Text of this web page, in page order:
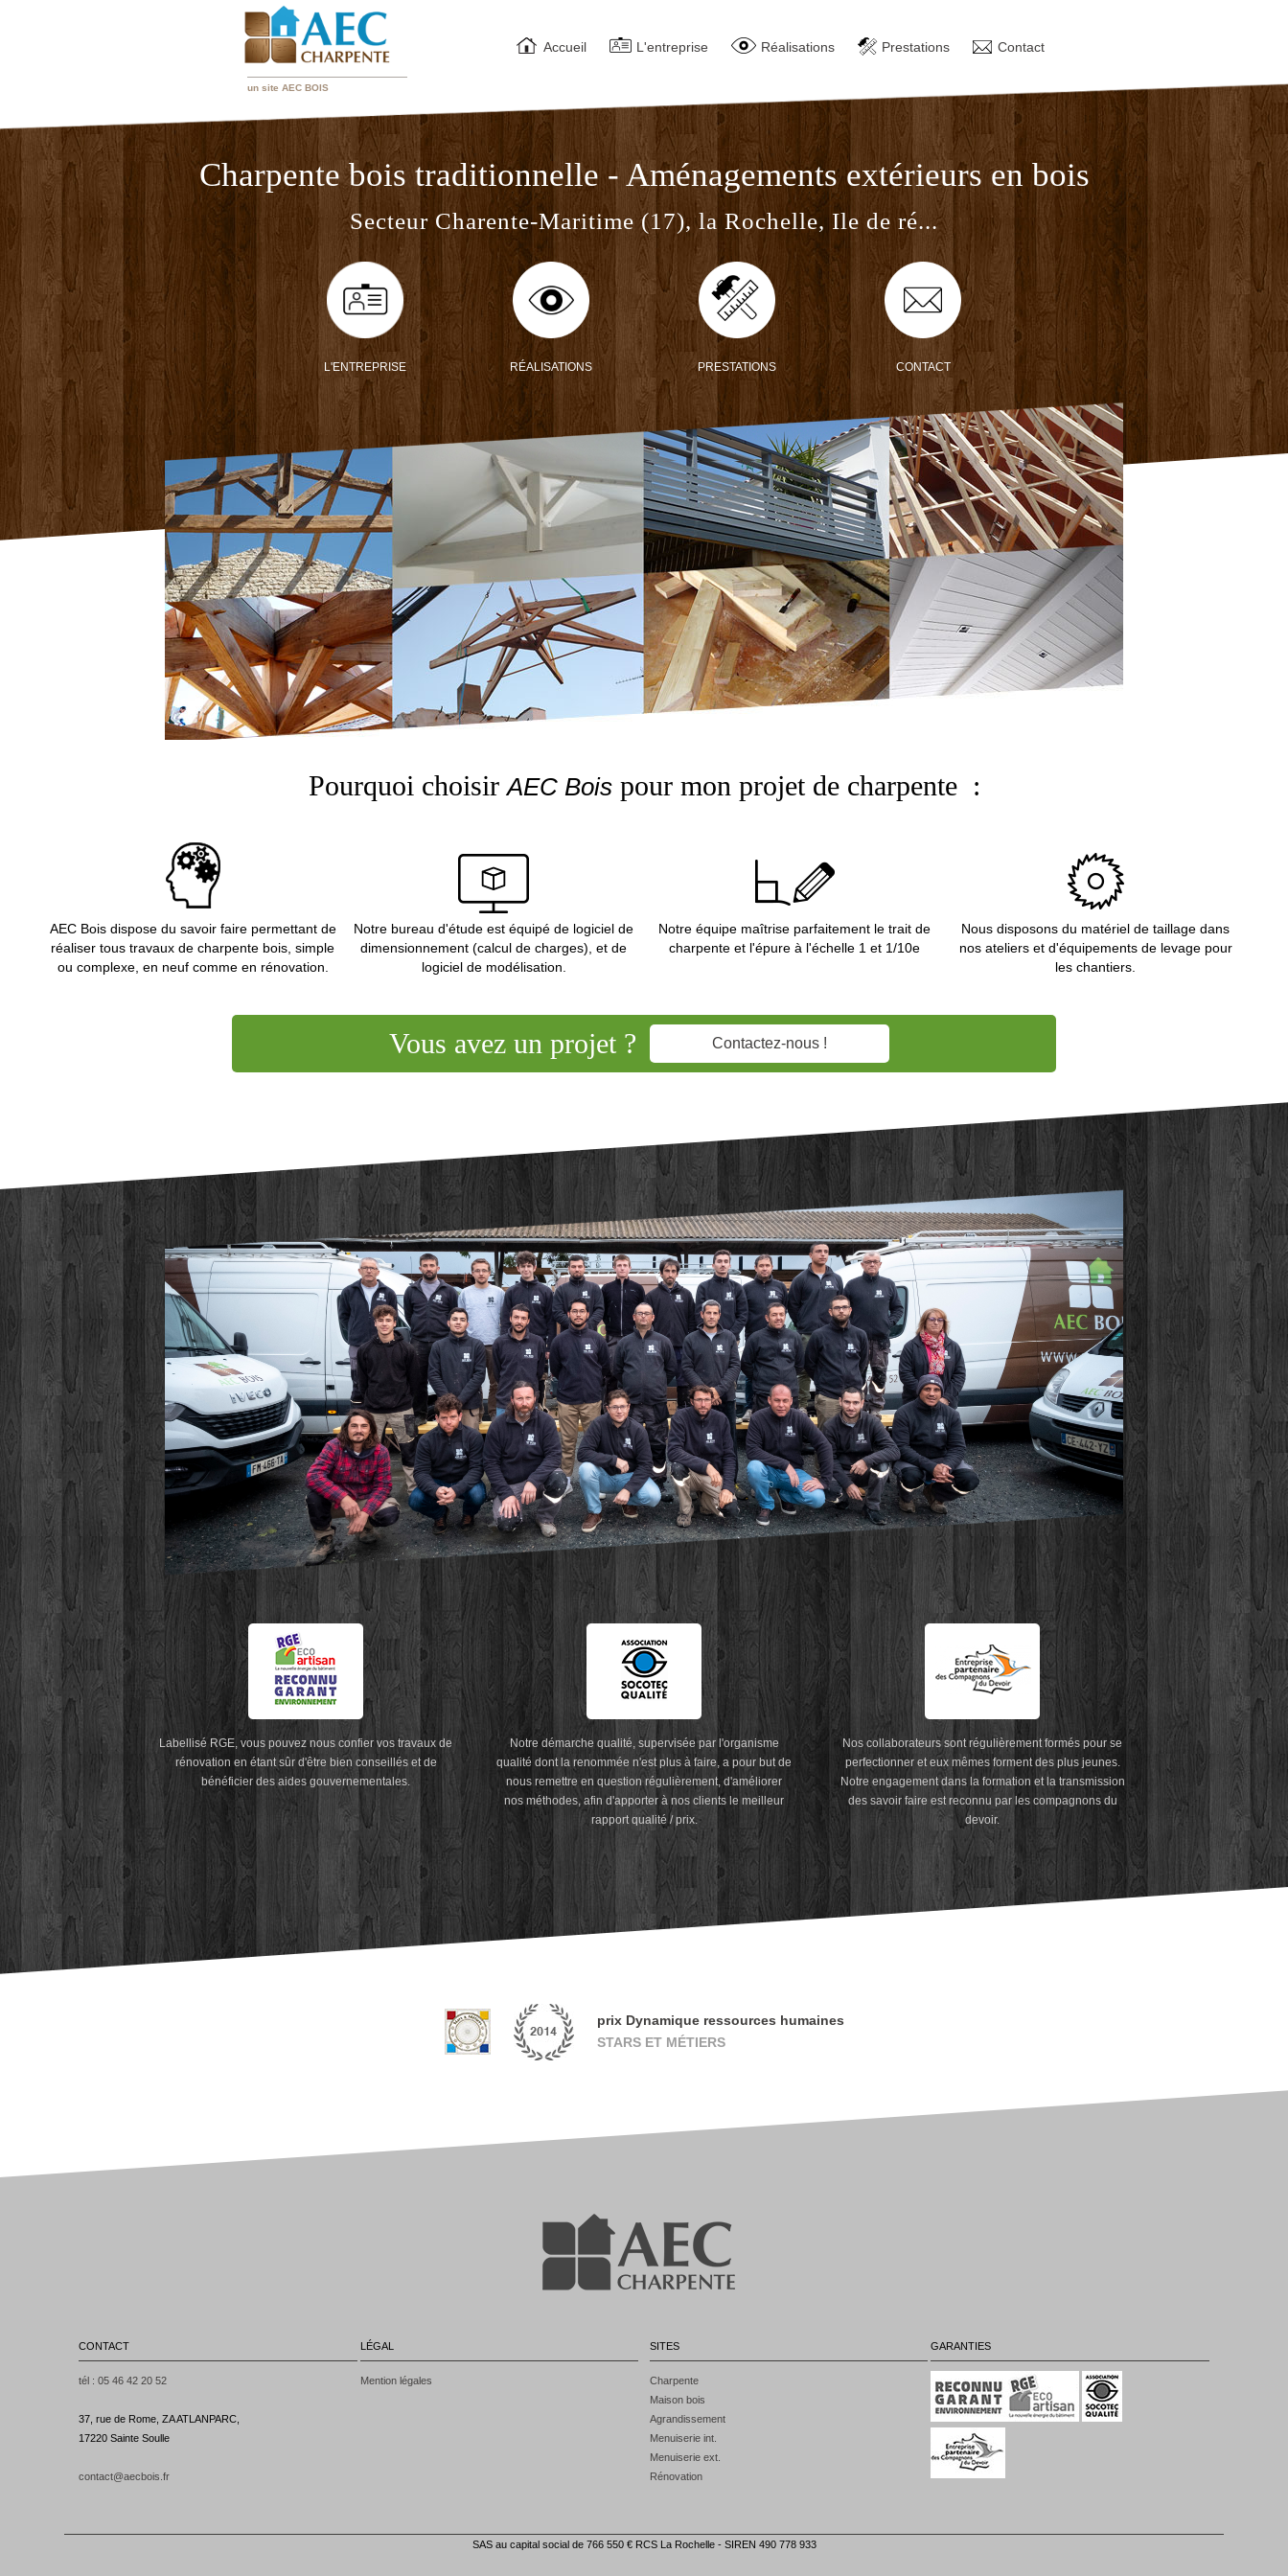
un site AEC BOIS
Accueil L'entreprise Réalisations Prestations Contact
Charpente bois traditionnelle - Aménagements extérieurs en bois
Secteur Charente-Maritime (17), la Rochelle, Ile de ré...
L'ENTREPRISE RÉALISATIONS PRESTATIONS CONTACT
Pourquoi choisirAEC Boispour mon projet de charpente :
AEC Bois dispose du savoir faire permettant de
réaliser tous travaux de charpente bois, simple
ou complexe, en neuf comme en rénovation.
Notre bureau d'étude est équipé de logiciel de
dimensionnement (calcul de charges), et de
logiciel de modélisation.
Notre équipe maîtrise parfaitement le trait de
charpente et l'épure à l'échelle 1 et 1/10e
Nous disposons du matériel de taillage dans
nos ateliers et d'équipements de levage pour
les chantiers.
Vous avez un projet ? Contactez-nous !
Labellisé RGE, vous pouvez nous confier vos travaux de
rénovation en étant sûr d'être bien conseillés et de
bénéficier des aides gouvernementales.
Notre démarche qualité, supervisée par l'organisme
qualité dont la renommée n'est plus à faire, a pour but de
nous remettre en question régulièrement, d'améliorer
nos méthodes, afin d'apporter à nos clients le meilleur
rapport qualité / prix.
Nos collaborateurs sont régulièrement formés pour se
perfectionner et eux mêmes forment des plus jeunes.
Notre engagement dans la formation et la transmission
des savoir faire est reconnu par les compagnons du
devoir.
prix Dynamique ressources humaines
STARS ET MÉTIERS
CONTACT
tél : 05 46 42 20 52
37, rue de Rome, ZA ATLANPARC,
17220 Sainte Soulle
contact@aecbois.fr
LÉGAL
Mention légales
SITES
Charpente
Maison bois
Agrandissement
Menuiserie int.
Menuiserie ext.
Rénovation
GARANTIES
SAS au capital social de 766 550 € RCS La Rochelle - SIREN 490 778 933